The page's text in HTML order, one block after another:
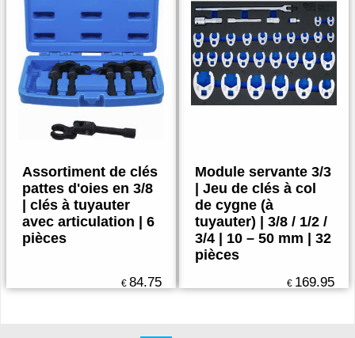
Assortiment de clés
pattes d'oies en 3/8
| clés à tuyauter
avec articulation | 6
pièces
€ 84.75
Module servante 3/3
| Jeu de clés à col
de cygne (à
tuyauter) | 3/8 / 1/2 /
3/4 | 10 – 50 mm | 32
pièces
€ 169.95